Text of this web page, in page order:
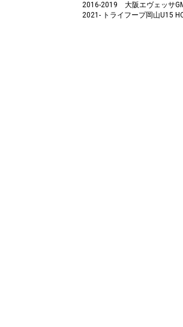
2016-2019 大阪エヴェッサ
2021- トライフープ岡山U15